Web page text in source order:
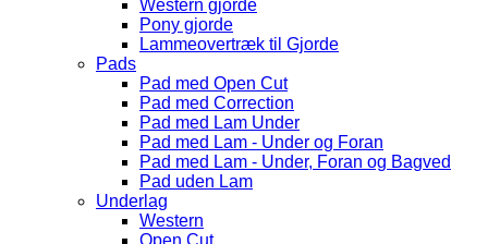
Western gjorde
Pony gjorde
Lammeovertræk til Gjorde
Pads
Pad med Open Cut
Pad med Correction
Pad med Lam Under
Pad med Lam - Under og Foran
Pad med Lam - Under, Foran og Bagved
Pad uden Lam
Underlag
Western
Open Cut